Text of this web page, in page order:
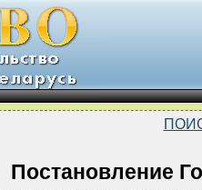
Постановление